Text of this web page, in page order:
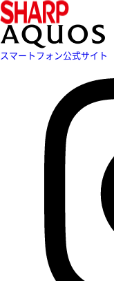
スマートフォン公式サイト